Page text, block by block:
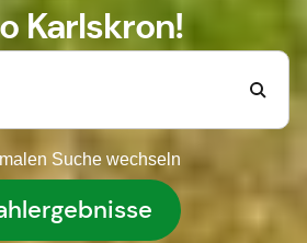
Karlskron!
Suche wechseln